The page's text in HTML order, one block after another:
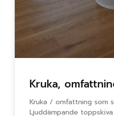
Kruka,
Kruka / omfattning som
Ljuddämpande